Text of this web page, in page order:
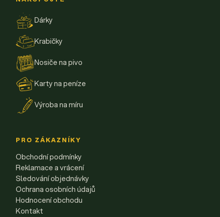
Dárky
Krabičky
Nosiče na pivo
Karty na peníze
Výroba na míru
PRO ZÁKAZNÍKY
Obchodní podmínky
Reklamace a vrácení
Sledování objednávky
Ochrana osobních údajů
Hodnocení obchodu
Kontakt